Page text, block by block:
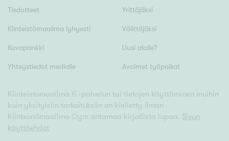
Tiedotteet
Kiinteistömaailma lyhyesti
Kuvapankki
Yhteystiedot medialle
Yrittäjäksi
Välittäjäksi
Uusi alalle?
Avoimet työpaikat
Kiinteistomaailma.fi -palvelun tai tietojen käyttäminen muihin
kuin yksityisiin tarkoituksiin on kielletty ilman
Kiinteistömaailma Oy:n antamaa kirjallista lupaa. Sivun
käyttöehdot